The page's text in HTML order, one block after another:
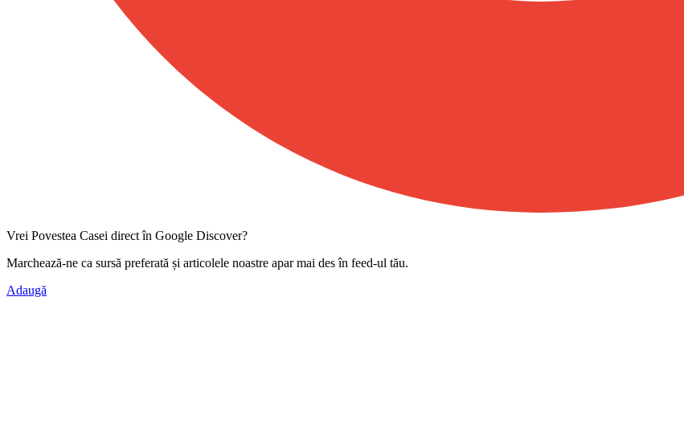
Vrei Povestea Casei direct în Google Discover?
Marchează-ne ca sursă preferată și articolele noastre apar mai des în feed-ul tău.
Adaugă